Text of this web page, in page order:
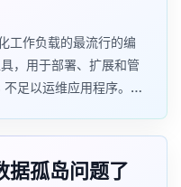
工作负载的最流行的编
，用于部署、扩展和管
足以运维应用程序。您
据孤岛问题了